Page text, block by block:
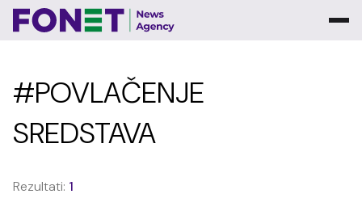
#POVLAČENJE
SREDSTAVA
Rezultati: 1